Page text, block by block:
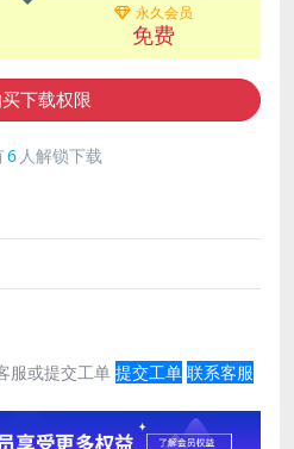
永久会员
免费
买下载权限
6 人解锁下载
服或提交工单 提交工单 联系客服